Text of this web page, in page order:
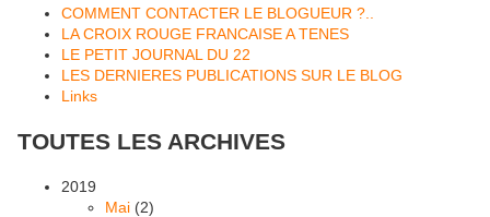
COMMENT CONTACTER LE BLOGUEUR ?..
LA CROIX ROUGE FRANCAISE A TENES
LE PETIT JOURNAL DU 22
LES DERNIERES PUBLICATIONS SUR LE BLOG
Links
TOUTES LES ARCHIVES
2019
Mai (2)